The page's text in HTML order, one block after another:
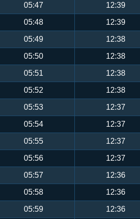
05:47 12:39
05:48 12:39
05:49 12:38
05:50 12:38
05:51 12:38
05:52 12:38
05:53 12:37
05:54 12:37
05:55 12:37
05:56 12:37
05:57 12:36
05:58 12:36
05:59 12:36